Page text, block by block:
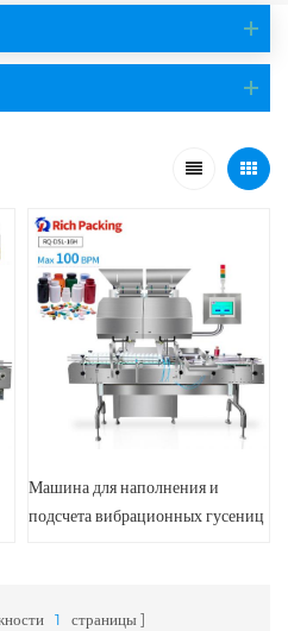
Машина для наполнения и
подсчета вибрационных гусениц
1 страницы